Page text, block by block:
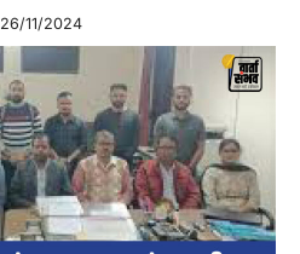
26/11/2024